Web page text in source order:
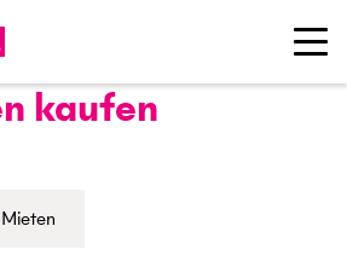
kaufen
Mieten